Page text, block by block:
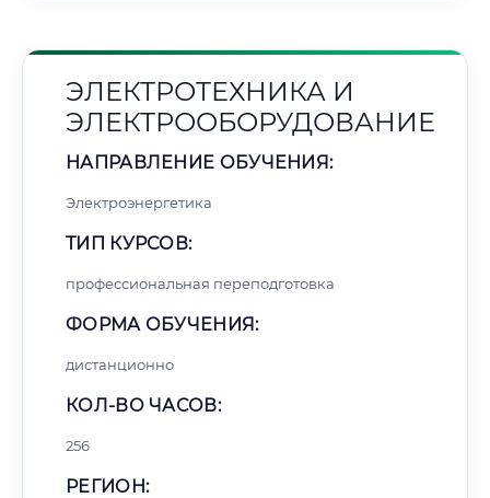
ЭЛЕКТРОТЕХНИКА И
ЭЛЕКТРООБОРУДОВАНИЕ
НАПРАВЛЕНИЕ ОБУЧЕНИЯ:
Электроэнергетика
ТИП КУРСОВ:
профессиональная переподготовка
ФОРМА ОБУЧЕНИЯ:
дистанционно
КОЛ-ВО ЧАСОВ:
256
РЕГИОН: